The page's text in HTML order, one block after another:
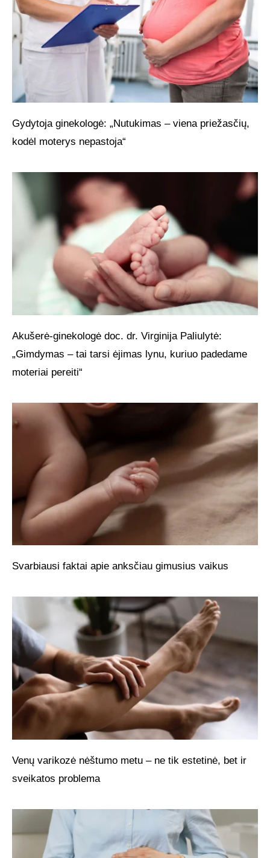
Gydytoja ginekologė: „Nutukimas – viena priežasčių,
kodėl moterys nepastoja“
Akušerė-ginekologė doc. dr. Virginija Paliulytė:
„Gimdymas – tai tarsi ėjimas lynu, kuriuo padedame
moteriai pereiti“
Svarbiausi faktai apie anksčiau gimusius vaikus
Venų varikozė nėštumo metu – ne tik estetinė, bet ir
sveikatos problema